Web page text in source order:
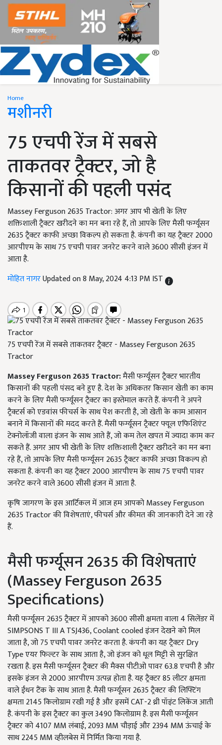
Home
मशीनरी
75 एचपी रेंज में सबसे
ताकतवर ट्रैक्टर, जो है
किसानों की पहली पसंद
Massey Ferguson 2635 Tractor: अगर आप भी खेती के लिए
शक्तिशाली ट्रैक्टर खरीदने का मन बना रहे हैं, तो आपके लिए मैसी फर्ग्यूसन
2635 ट्रैक्टर काफी अच्छा विकल्प हो सकता है. कंपनी का यह ट्रैक्टर 2000
आरपीएम के साथ 75 एचपी पावर जनरेट करने वाले 3600 सीसी इंजन में
आता है.
मोहित नागरUpdated on 8 May, 2024 4:13 PM IST
75 एचपी रेंज में सबसे ताकतवर ट्रैक्टर - Massey Ferguson 2635
Tractor
Massey Ferguson 2635 Tractor:मैसी फर्ग्यूसन ट्रैक्टर भारतीय
किसानों की पहली पंसद बने हुए है. देश के अधिकतर किसान खेती का काम
करने के लिए मैसी फर्ग्यूसन ट्रैक्टर का इस्तेमाल करते हैं. कंपनी ने अपने
ट्रैक्टर्स को एडवांस फीचर्स के साथ पेश करती है, जो खेती के काम आसान
बनाने में किसानों की मदद करते हैं. मैसी फर्ग्यूसन ट्रैक्टर फ्यूल एफिशिएंट
टेक्नोलॉजी वाला इंजन के साथ आते हैं, जो कम तेल खपत में ज्यादा काम कर
सकते हैं. अगर आप भी खेती के लिए शक्तिशाली ट्रैक्टर खरीदने का मन बना
रहे हैं, तो आपके लिए मैसी फर्ग्यूसन 2635 ट्रैक्टर काफी अच्छा विकल्प हो
सकता है. कंपनी का यह ट्रैक्टर 2000 आरपीएम के साथ 75 एचपी पावर
जनरेट करने वाले 3600 सीसी इंजन में आता है.
कृषि जागरण के इस आर्टिकल में आज हम आपको Massey Ferguson
2635 Tractor की विशेषताएं, फीचर्स और कीमत की जानकारी देने जा रहे
हैं.
मैसी फर्ग्यूसन 2635 की विशेषताएं
(Massey Ferguson 2635
Specifications)
मैसी फर्ग्यूसन 2635 ट्रैक्टर में आपको 3600 सीसी क्षमता वाला 4 सिलेंडर में
SIMPSONS T III A TSJ436, Coolant cooled इंजन देखने को मिल
जाता है, जो 75 एचपी पावर जनरेट करता है. कंपनी का यह ट्रैक्टर Dry
Type एयर फिल्टर के साथ आता है, जो इंजन को धूल मिट्टी से सुरक्षित
रखता है. इस मैसी फर्ग्यूसन ट्रैक्टर की मैक्स पीटीओ पावर 63.8 एचपी है और
इसके इंजन से 2000 आरपीएम उत्पन्न होता है. यह ट्रैक्टर 85 लीटर क्षमता
वाले ईंधन टैंक के साथ आता है. मैसी फर्ग्यूसन 2635 ट्रैक्टर की लिफ्टिंग
क्षमता 2145 किलोग्राम रखी गई है और इसमें CAT-2 थ्री पॉइंट लिकेंज आती
है. कंपनी के इस ट्रैक्टर का कुल 3490 किलोग्राम है. इस मैसी फर्ग्यूसन
ट्रैक्टर को 4107 MM लंबाई, 2093 MM चौड़ाई और 2394 MM ऊंचाई के
साथ 2245 MM व्हीलबेस में निर्मित किया गया है.